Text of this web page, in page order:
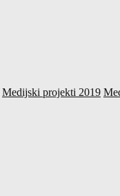
Medijski projekti 2019